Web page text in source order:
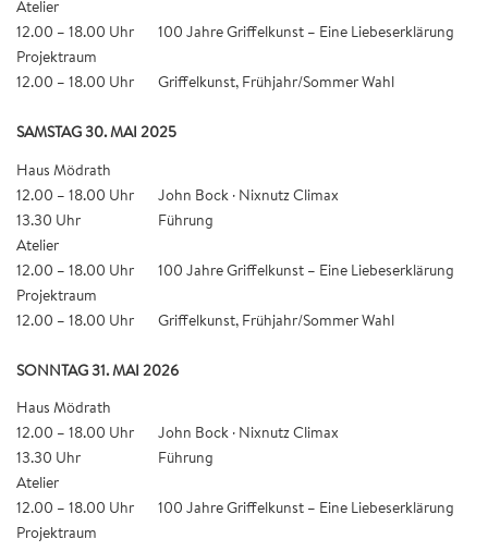
Atelier
12.00 – 18.00 Uhr
100 Jahre Griffelkunst – Eine Liebeserklärung
Projektraum
12.00 – 18.00 Uhr
Griffelkunst, Frühjahr/Sommer Wahl
SAMSTAG 30. MAI 2025
Haus Mödrath
12.00 – 18.00 Uhr
John Bock · Nixnutz Climax
13.30 Uhr
Führung
Atelier
12.00 – 18.00 Uhr
100 Jahre Griffelkunst – Eine Liebeserklärung
Projektraum
12.00 – 18.00 Uhr
Griffelkunst, Frühjahr/Sommer Wahl
SONNTAG 31. MAI 2026
Haus Mödrath
12.00 – 18.00 Uhr
John Bock · Nixnutz Climax
13.30 Uhr
Führung
Atelier
12.00 – 18.00 Uhr
100 Jahre Griffelkunst – Eine Liebeserklärung
Projektraum